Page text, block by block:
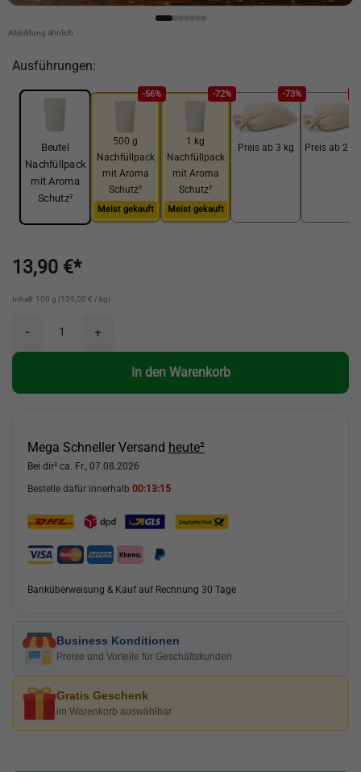
Abbildung ähnlich
Ausführungen:
Beutel
Nachfüllpack
mit Aroma
Schutz⁷
-56%
500 g
Nachfüllpack
mit Aroma
Schutz⁷
Meist gekauft
-72%
1 kg
Nachfüllpack
mit Aroma
Schutz⁷
Meist gekauft
-73%
Preis ab 3 kg Preis ab 25
13,90 €*
Inhalt: 100 g (139,00 € / kg)
- +
In den Warenkorb
Mega Schneller Versand heute²
Bei dir² ca. Fr., 07.08.2026
Bestelle dafür innerhalb 00:13:14
Banküberweisung & Kauf auf Rechnung 30 Tage
Business Konditionen
Preise und Vorteile für Geschäftskunden
Gratis Geschenk
im Warenkorb auswählbar